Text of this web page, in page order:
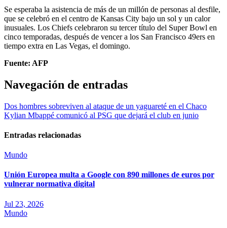
Se esperaba la asistencia de más de un millón de personas al desfile,
que se celebró en el centro de Kansas City bajo un sol y un calor
inusuales. Los Chiefs celebraron su tercer título del Super Bowl en
cinco temporadas, después de vencer a los San Francisco 49ers en
tiempo extra en Las Vegas, el domingo.
Fuente: AFP
Navegación de entradas
Dos hombres sobreviven al ataque de un yaguareté en el Chaco
Kylian Mbappé comunicó al PSG que dejará el club en junio
Entradas relacionadas
Mundo
Unión Europea multa a Google con 890 millones de euros por
vulnerar normativa digital
Jul 23, 2026
Mundo